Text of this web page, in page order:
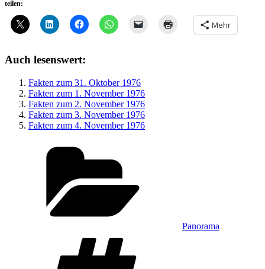
teilen:
Mehr
Auch lesenswert:
Fakten zum 31. Oktober 1976
Fakten zum 1. November 1976
Fakten zum 2. November 1976
Fakten zum 3. November 1976
Fakten zum 4. November 1976
Panorama